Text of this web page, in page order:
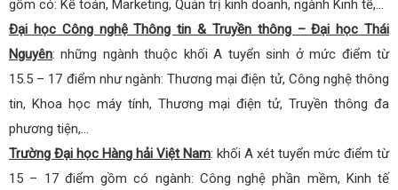
gồm có: Kế toán, Marketing, Quản trị kinh doanh, ngành Kinh tế,…
Đại học Công nghệ Thông tin & Truyền thông – Đại học Thái
Nguyên: những ngành thuộc khối A tuyển sinh ở mức điểm từ
15.5 – 17 điểm như ngành: Thương mại điện tử, Công nghệ thông
tin, Khoa học máy tính, Thương mại điện tử, Truyền thông đa
phương tiện,…
Trường Đại học Hàng hải Việt Nam: khối A xét tuyển mức điểm từ
15 – 17 điểm gồm có ngành: Công nghệ phần mềm, Kinh tế